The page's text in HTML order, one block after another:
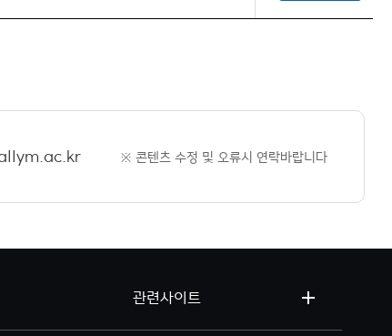
※ 콘텐츠 수정 및 오류시 연락바랍니다
관련사이트